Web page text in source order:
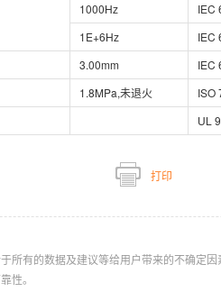
1000Hz IEC
1E+6Hz
IEC
3.00mm IEC
1.8MPa,未退火 ISO
UL
打印
所有的数据及建议等给用户带来的不确定
性。